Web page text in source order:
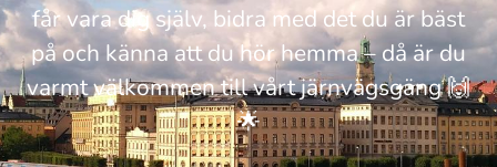
får vara dig själv, bidra med det du är bäst
på och känna att du hör hemma – då är du
varmt välkommen till vårt järnvägsgäng 🙌
🌟